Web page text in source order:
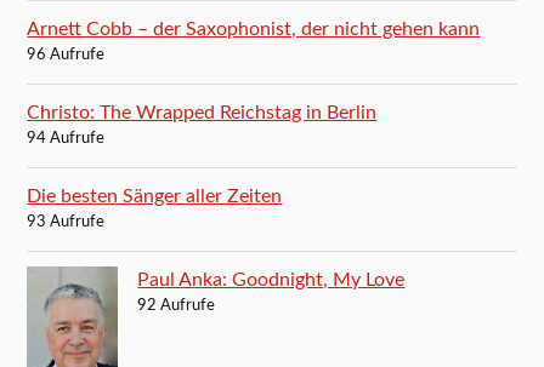
Arnett Cobb – der Saxophonist, der nicht gehen kann
96 Aufrufe
Christo: The Wrapped Reichstag in Berlin
94 Aufrufe
Die besten Sänger aller Zeiten
93 Aufrufe
Paul Anka: Goodnight, My Love
92 Aufrufe